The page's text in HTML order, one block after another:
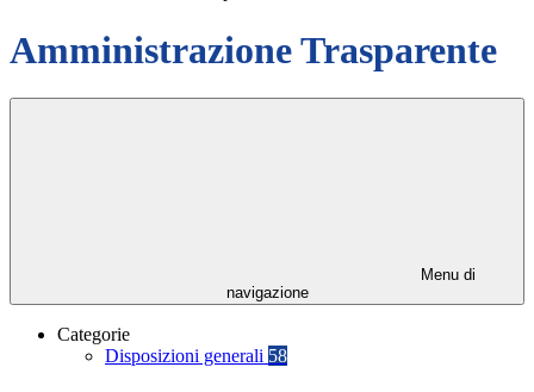
Amministrazione Trasparente
Menu di
navigazione
Categorie
Disposizioni generali 58